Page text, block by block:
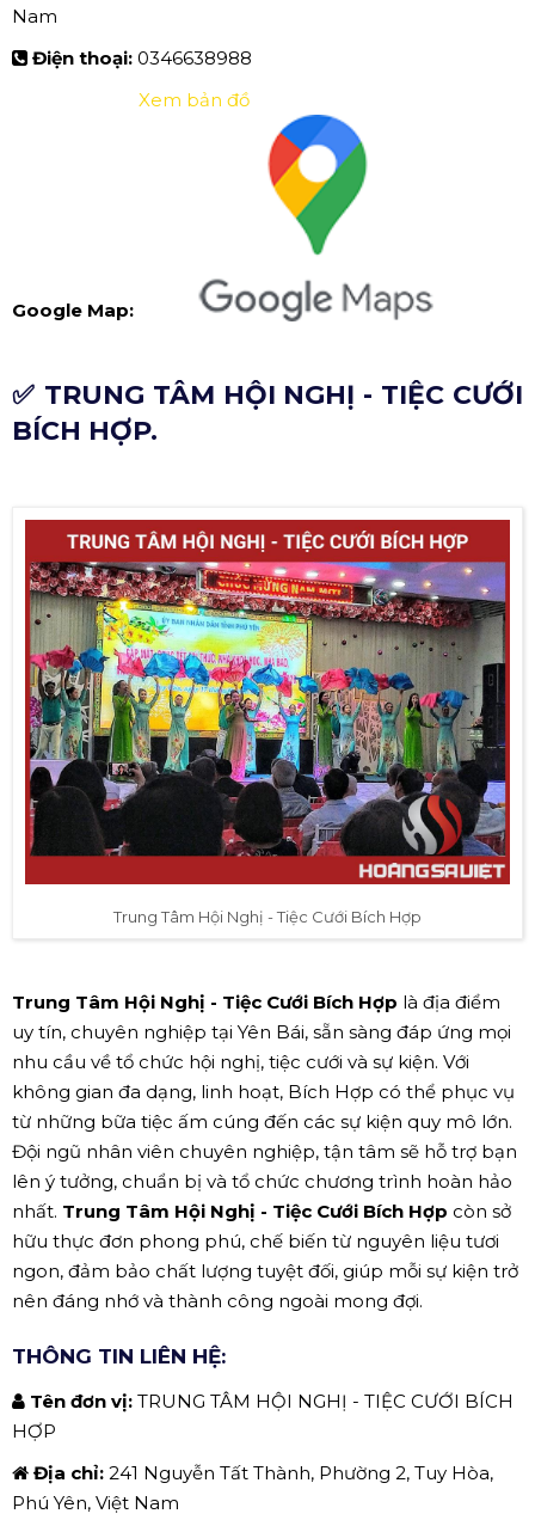
Nam
Điện thoại: 0346638988
Google Map:
Xem bản đồ
✅ TRUNG TÂM HỘI NGHỊ - TIỆC CƯỚI
BÍCH HỢP.
Trung Tâm Hội Nghị - Tiệc Cưới Bích Hợp
Trung Tâm Hội Nghị - Tiệc Cưới Bích Hợp là địa điểm
uy tín, chuyên nghiệp tại Yên Bái, sẵn sàng đáp ứng mọi
nhu cầu về tổ chức hội nghị, tiệc cưới và sự kiện. Với
không gian đa dạng, linh hoạt, Bích Hợp có thể phục vụ
từ những bữa tiệc ấm cúng đến các sự kiện quy mô lớn.
Đội ngũ nhân viên chuyên nghiệp, tận tâm sẽ hỗ trợ bạn
lên ý tưởng, chuẩn bị và tổ chức chương trình hoàn hảo
nhất. Trung Tâm Hội Nghị - Tiệc Cưới Bích Hợp còn sở
hữu thực đơn phong phú, chế biến từ nguyên liệu tươi
ngon, đảm bảo chất lượng tuyệt đối, giúp mỗi sự kiện trở
nên đáng nhớ và thành công ngoài mong đợi.
THÔNG TIN LIÊN HỆ:
Tên đơn vị: TRUNG TÂM HỘI NGHỊ - TIỆC CƯỚI BÍCH
HỢP
Địa chỉ: 241 Nguyễn Tất Thành, Phường 2, Tuy Hòa,
Phú Yên, Việt Nam